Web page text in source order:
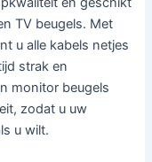
TV beugels. Met
u alle kabels netjes
strak en
monitor beugels
zodat u uw
u wilt.